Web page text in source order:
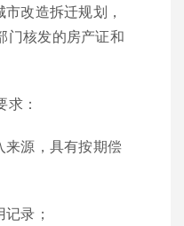
改造拆迁规划，
门核发的房产证和
：
来源，具有按期偿
录；